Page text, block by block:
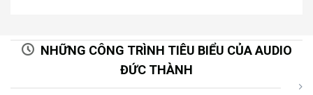
NHỮNG CÔNG TRÌNH TIÊU BIỂU CỦA AUDIO
ĐỨC THÀNH